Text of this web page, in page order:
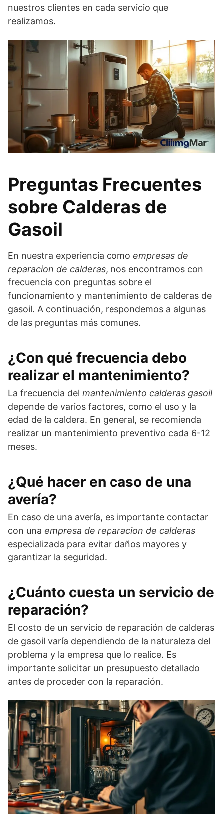
nuestros clientes en cada servicio que
realizamos.
Preguntas Frecuentes
sobre Calderas de
Gasoil
En nuestra experiencia como empresas de
reparacion de calderas, nos encontramos con
frecuencia con preguntas sobre el
funcionamiento y mantenimiento de calderas de
gasoil. A continuación, respondemos a algunas
de las preguntas más comunes.
¿Con qué frecuencia debo
realizar el mantenimiento?
La frecuencia del mantenimiento calderas gasoil
depende de varios factores, como el uso y la
edad de la caldera. En general, se recomienda
realizar un mantenimiento preventivo cada 6-12
meses.
¿Qué hacer en caso de una
avería?
En caso de una avería, es importante contactar
con una empresa de reparacion de calderas
especializada para evitar daños mayores y
garantizar la seguridad.
¿Cuánto cuesta un servicio de
reparación?
El costo de un servicio de reparación de calderas
de gasoil varía dependiendo de la naturaleza del
problema y la empresa que lo realice. Es
importante solicitar un presupuesto detallado
antes de proceder con la reparación.